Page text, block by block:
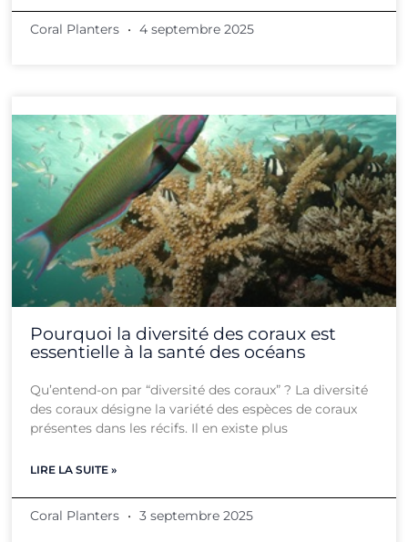
Coral Planters 4 septembre 2025
Pourquoi la diversité des coraux est
essentielle à la santé des océans
Qu’entend-on par “diversité des coraux” ? La diversité
des coraux désigne la variété des espèces de coraux
présentes dans les récifs. Il en existe plus
LIRE LA SUITE »
Coral Planters 3 septembre 2025